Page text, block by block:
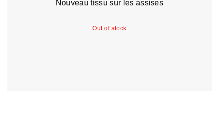
Nouveau tissu sur les assises
Out of stock